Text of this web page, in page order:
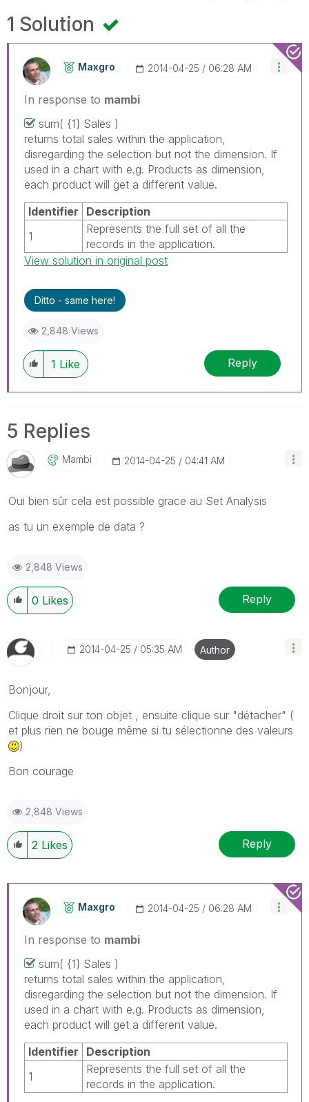
1 Solution
Maxgro ‎2014-04-25 06:28 AM
In response to mambi
sum( {1} Sales )
returns total sales within the application,
disregarding the selection but not the dimension. If
used in a chart with e.g. Products as dimension,
each product will get a different value.
Identifier
Description
1
Represents the full set of all the
records in the application.
View solution in original post
Ditto - same here!
2,848 Views
1 Like Reply
5 Replies
Mambi ‎2014-04-25 04:41 AM
Oui bien sûr cela est possible grace au Set Analysis
as tu un exemple de data ?
2,848 Views
0 Likes Reply
‎2014-04-25 05:35 AM Author
Bonjour,
Clique droit sur ton objet , ensuite clique sur "détacher" (
et plus rien ne bouge même si tu sélectionne des valeurs
)
Bon courage
2,848 Views
2 Likes Reply
Maxgro ‎2014-04-25 06:28 AM
In response to mambi
sum( {1} Sales )
returns total sales within the application,
disregarding the selection but not the dimension. If
used in a chart with e.g. Products as dimension,
each product will get a different value.
Identifier
Description
1
Represents the full set of all the
records in the application.